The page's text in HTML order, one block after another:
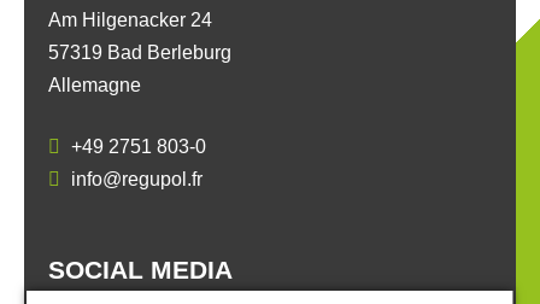
Am Hilgenacker 24
57319 Bad Berleburg
Allemagne
+49 2751 803-0
info@regupol.fr
SOCIAL MEDIA